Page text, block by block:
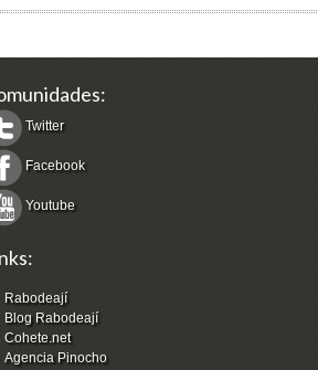
Twitter
Facebook
Youtube
Rabodeají
Blog Rabodeají
Cohete.net
Agencia Pinocho